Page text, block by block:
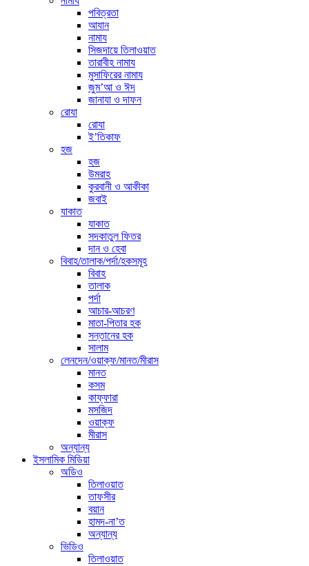
পবিত্রতা
আযান
নামায
সিজদায়ে তিলাওয়াত
তারাবীহ নামায
মুসাফিরের নামায
জুম’আ ও ঈদ
জানাযা ও দাফন
রোযা
রোযা
ই’তিকাফ
হজ
হজ
উমরাহ
কুরবানী ও আকীকা
জবাই
যাকাত
যাকাত
সদকাতুল ফিতর
দান ও হেবা
বিবাহ/তালাক/পর্দা/হকসমূহ
বিবাহ
তালাক
পর্দা
আচার-আচরণ
মাতা-পিতার হক
সন্তানের হক
সালাম
লেনদেন/ওয়াক্ফ/মানত/মীরাস
মানত
কসম
কাফ্ফারা
মসজিদ
ওয়াক্ফ
মীরাস
অন্যান্য
ইসলামিক মিডিয়া
অডিও
তিলাওয়াত
তাফসীর
বয়ান
হামদ-না’ত
অন্যান্য
ভিডিও
তিলাওয়াত